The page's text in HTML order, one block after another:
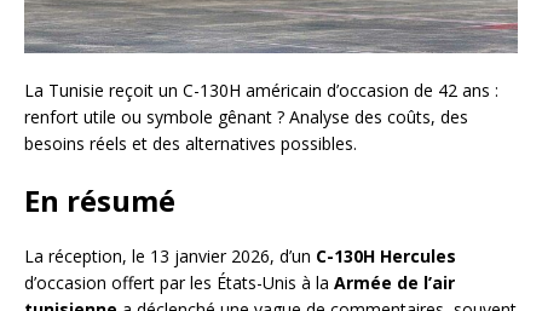
La Tunisie reçoit un C-130H américain d’occasion de 42 ans :
renfort utile ou symbole gênant ? Analyse des coûts, des
besoins réels et des alternatives possibles.
En résumé
La réception, le 13 janvier 2026, d’un C-130H Hercules
d’occasion offert par les États-Unis à la Armée de l’air